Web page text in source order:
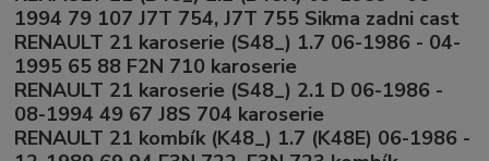
1994 79 107 J7T 754, J7T 755 Sikma zadni cast
RENAULT 21 karoserie (S48_) 1.7 06-1986 - 04-
1995 65 88 F2N 710 karoserie
RENAULT 21 karoserie (S48_) 2.1 D 06-1986 -
08-1994 49 67 J8S 704 karoserie
RENAULT 21 kombík (K48_) 1.7 (K48E) 06-1986 -